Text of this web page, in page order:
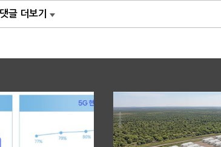
댓글 더보기